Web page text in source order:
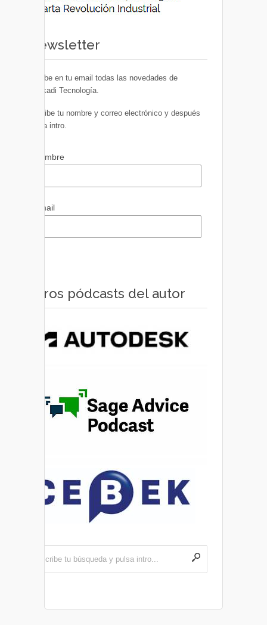
Newsletter
Recibe en tu email todas las novedades de
Euskadi Tecnología.
Escribe tu nombre y correo electrónico y después
pulsa intro.
Nombre
Email
Otros pódcasts del autor